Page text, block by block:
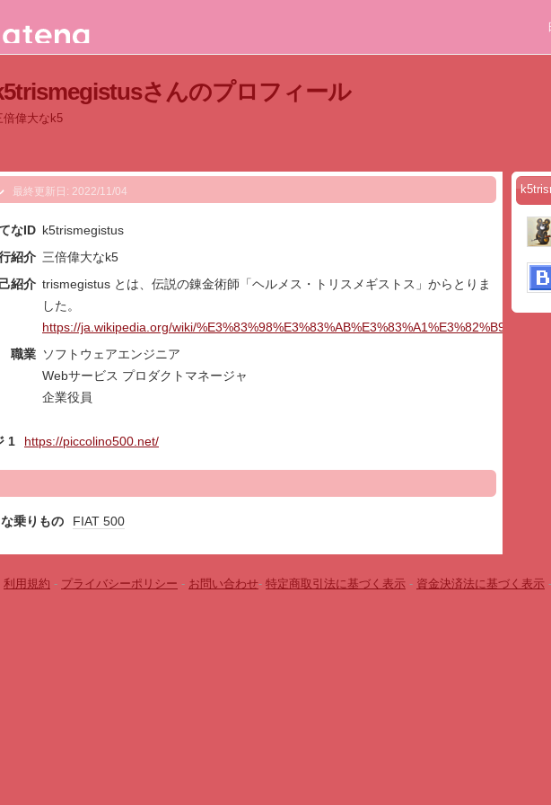
さんのプロフィール
倍偉大なk5
最終更新日: 2022/11/04
なID k5trismegistus
紹介 三倍偉大なk5
紹介 trismegistus とは、伝説の錬金術師「ヘルメス・トリスメギストス」からとりま
した。
https://ja.wikipedia.org/wiki/
職業 ソフトウェアエンジニア
Webサービス プロダクトマネージャ
企業役員
1 https://piccolino500.net/
乗りもの FIAT 500
利用規約 - プライバシーポリシー - お問い合わせ- 特定商取引法に基づく表示 - 資金決済法に基づく表示 -